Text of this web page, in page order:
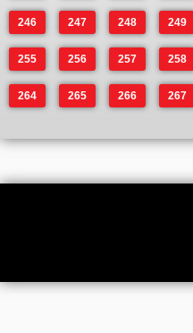
246 247 248 249
255 256 257 258
264 265 266 267